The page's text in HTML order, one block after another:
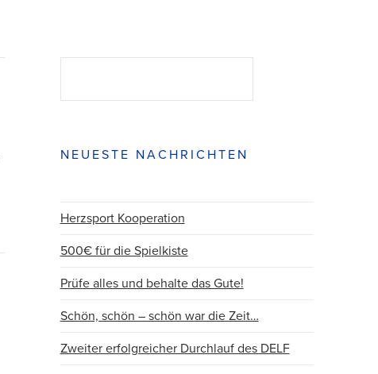
NEUESTE NACHRICHTEN
Herzsport Kooperation
500€ für die Spielkiste
Prüfe alles und behalte das Gute!
Schön, schön – schön war die Zeit…
Zweiter erfolgreicher Durchlauf des DELF